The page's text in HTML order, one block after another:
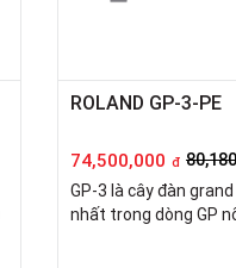
ROLAND GP-3-PE
74,500,000 đ
GP-3 là cây đàn
nhất trong dòng GP